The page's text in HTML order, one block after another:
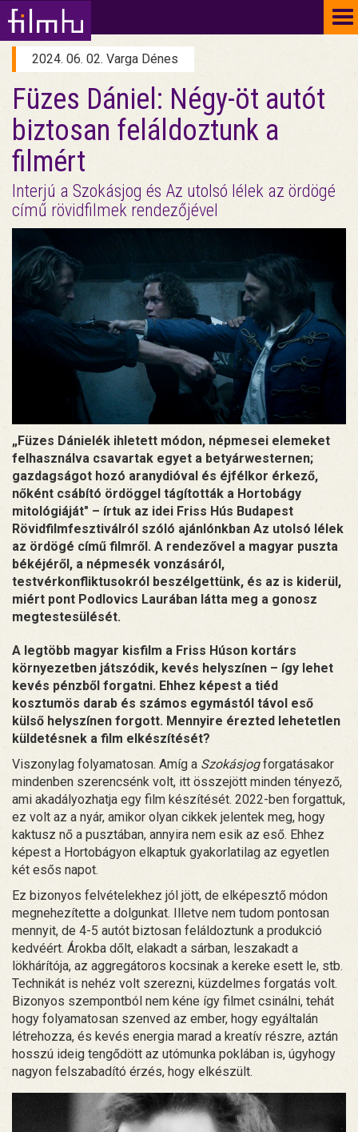
2024. 06. 02. Varga Dénes
Füzes Dániel: Négy-öt autót
biztosan feláldoztunk a
filmért
Interjú a Szokásjog és Az utolsó lélek az ördögé
című rövidfilmek rendezőjével
„Füzes Dánielék ihletett módon, népmesei elemeket
felhasználva csavartak egyet a betyárwesternen;
gazdagságot hozó aranydióval és éjfélkor érkező,
nőként csábító ördöggel tágították a Hortobágy
mitológiáját" – írtuk az idei Friss Hús Budapest
Rövidfilmfesztiválról szóló ajánlónkban Az utolsó lélek
az ördögé című filmről. A rendezővel a magyar puszta
békéjéről, a népmesék vonzásáról,
testvérkonfliktusokról beszélgettünk, és az is kiderül,
miért pont Podlovics Laurában látta meg a gonosz
megtestesülését.
A legtöbb magyar kisfilm a Friss Húson kortárs
környezetben játszódik, kevés helyszínen – így lehet
kevés pénzből forgatni. Ehhez képest a tiéd
kosztumös darab és számos egymástól távol eső
külső helyszínen forgott. Mennyire érezted lehetetlen
küldetésnek a film elkészítését?
Viszonylag folyamatosan. Amíg a Szokásjogforgatásakor
mindenben szerencsénk volt, itt összejött minden tényező,
ami akadályozhatja egy film készítését. 2022-ben forgattuk,
ez volt az a nyár, amikor olyan cikkek jelentek meg, hogy
kaktusz nő a pusztában, annyira nem esik az eső. Ehhez
képest a Hortobágyon elkaptuk gyakorlatilag az egyetlen
két esős napot.
Ez bizonyos felvételekhez jól jött, de elképesztő módon
megnehezítette a dolgunkat. Illetve nem tudom pontosan
mennyit, de 4-5 autót biztosan feláldoztunk a produkció
kedvéért. Árokba dőlt, elakadt a sárban, leszakadt a
lökhárítója, az aggregátoros kocsinak a kereke esett le, stb.
Technikát is nehéz volt szerezni, küzdelmes forgatás volt.
Bizonyos szempontból nem kéne így filmet csinálni, tehát
hogy folyamatosan szenved az ember, hogy egyáltalán
létrehozza, és kevés energia marad a kreatív részre, aztán
hosszú ideig tengődött az utómunka poklában is, úgyhogy
nagyon felszabadító érzés, hogy elkészült.